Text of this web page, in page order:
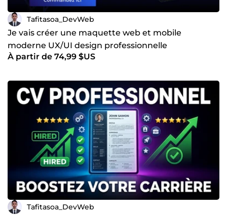
Tafitasoa_DevWeb
Je vais créer une maquette web et mobile
moderne UX/UI design professionnelle
À partir de 74,99 $US
Tafitasoa_DevWeb